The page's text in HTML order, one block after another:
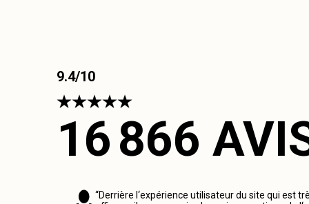
9.4/10
16 866
“Derrière l‘expérience utilisateur du site qui est